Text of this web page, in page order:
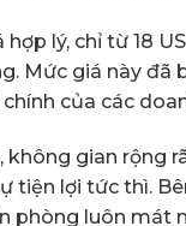
lý, chỉ từ 18
Mức giá này đã
của các
gian rộng
tiện lợi tức thì.
phòng luôn mát